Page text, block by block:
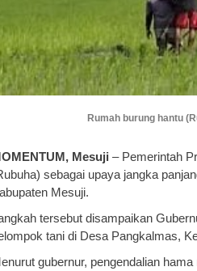
Rumah burung hantu
Mesuji – Pemerintah
sebagai upaya jangka
Mesuji.
tersebut disampaikan
tani di Desa Pangkalmas,
gubernur, pengendalian